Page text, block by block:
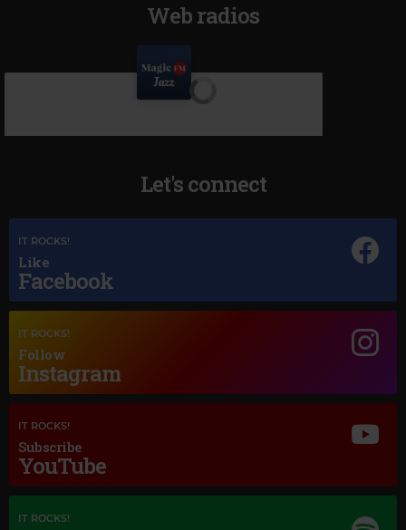
Web radios
Let's connect
IT ROCKS!
Like
Facebook
IT ROCKS!
Follow
Instagram
IT ROCKS!
Subscribe
YouTube
IT ROCKS!